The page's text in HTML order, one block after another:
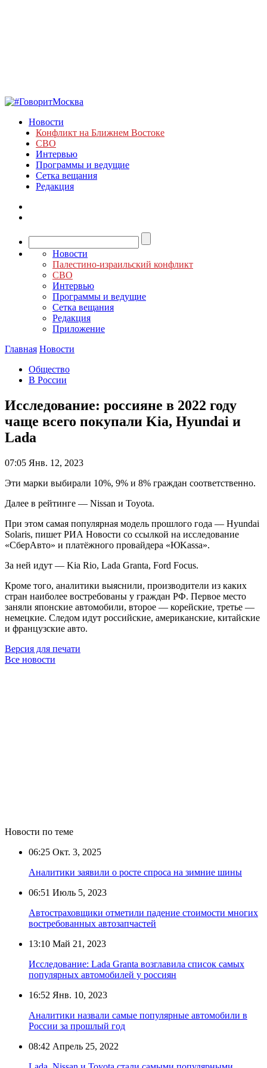
Новости
Конфликт на Ближнем Востоке
СВО
Интервью
Программы и ведущие
Сетка вещания
Редакция
Новости
Палестино-израильский конфликт
СВО
Интервью
Программы и ведущие
Сетка вещания
Редакция
Приложение
Главная Новости
Общество
В России
Исследование: россияне в 2022 году
чаще всего покупали Kia, Hyundai и
Lada
07:05 Янв. 12, 2023
Эти марки выбирали 10%, 9% и 8% граждан соответственно.
Далее в рейтинге — Nissan и Toyota.
При этом самая популярная модель прошлого года — Hyundai
Solaris, пишет РИА Новости со ссылкой на исследование
«СберАвто» и платёжного провайдера «ЮKassa».
За ней идут — Kia Rio, Lada Granta, Ford Focus.
Кроме того, аналитики выяснили, производители из каких
стран наиболее востребованы у граждан РФ. Первое место
заняли японские автомобили, второе — корейские, третье —
немецкие. Следом идут российские, американские, китайские
и французские авто.
Версия для печати
Все новости
Новости по теме
06:25 Окт. 3, 2025
Аналитики заявили о росте спроса на зимние шины
06:51 Июль 5, 2023
Автостраховщики отметили падение стоимости многих
востребованных автозапчастей
13:10 Май 21, 2023
Исследование: Lada Granta возглавила список самых
популярных автомобилей у россиян
16:52 Янв. 10, 2023
Аналитики назвали самые популярные автомобили в
России за прошлый год
08:42 Апрель 25, 2022